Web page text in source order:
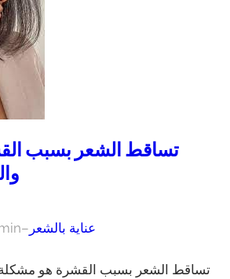
تساقط الشعر بسبب
– عناية بالشعر
تساقط الشعر بسبب القشرة هو مشكلة